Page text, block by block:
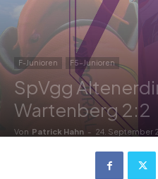
F-Junioren F5-Junioren
SpVgg
Wartenberg 2:2
Von Patrick Hahn - 24. September